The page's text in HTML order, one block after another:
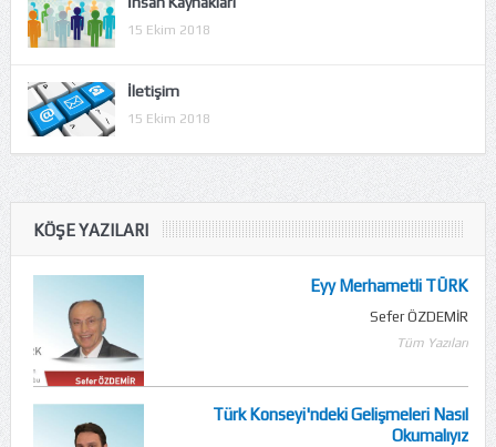
15 Ekim 2018
İletişim
15 Ekim 2018
KÖŞE YAZILARI
Eyy Merhametli TÜRK
Sefer ÖZDEMİR
Tüm Yazıları
Türk Konseyi'ndeki Gelişmeleri Nasıl
Okumalıyız